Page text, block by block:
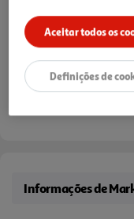
Notas de preparação
Informações de
Aceitar todos os
Definições de